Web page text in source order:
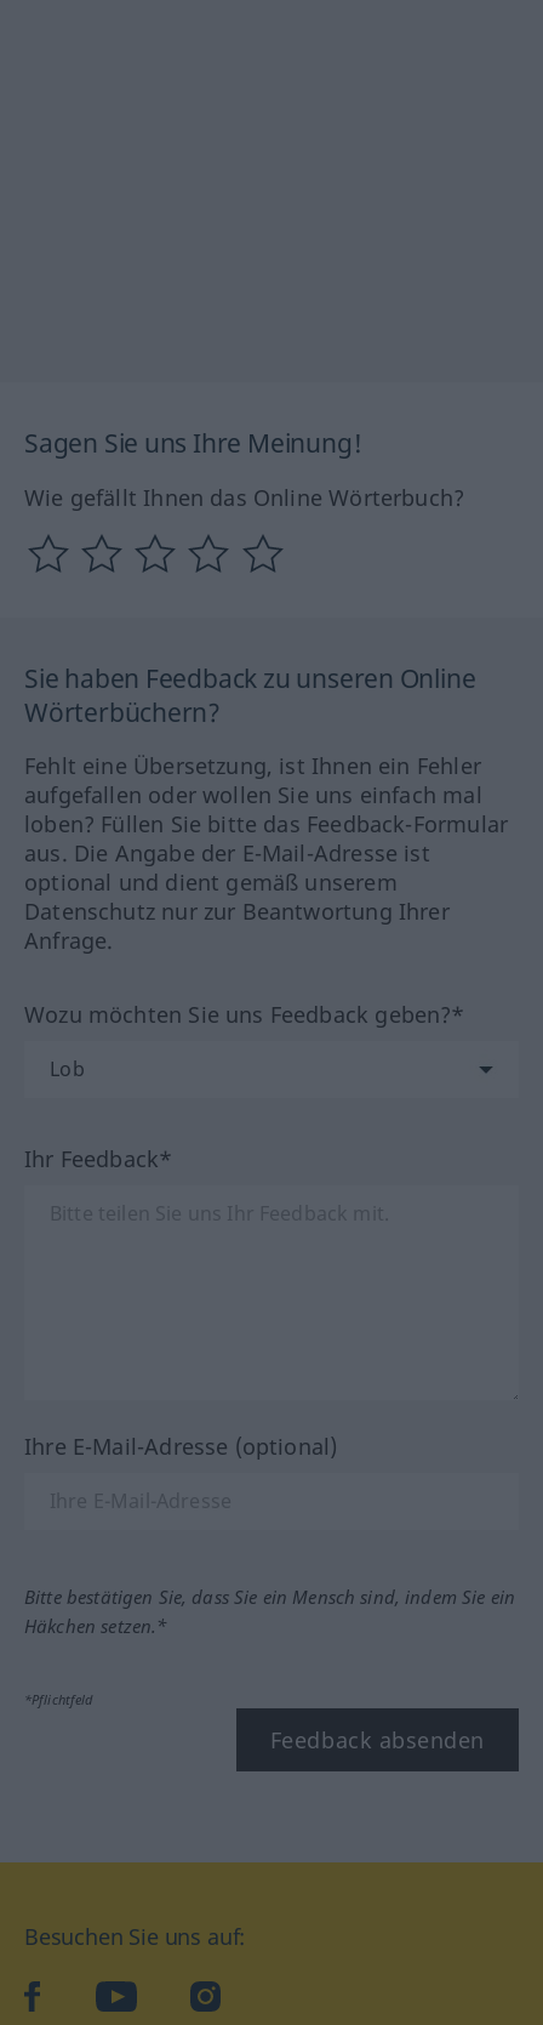
Sagen Sie uns Ihre Meinung!
Wie gefällt Ihnen das Online Wörterbuch?
Sie haben Feedback zu unseren Online
Wörterbüchern?
Fehlt eine Übersetzung, ist Ihnen ein Fehler
aufgefallen oder wollen Sie uns einfach mal
loben? Füllen Sie bitte das Feedback-Formular
aus. Die Angabe der E-Mail-Adresse ist
optional und dient gemäß unserem
Datenschutz nur zur Beantwortung Ihrer
Anfrage.
Wozu möchten Sie uns Feedback geben?*
Ihr Feedback*
Ihre E-Mail-Adresse (optional)
Bitte bestätigen Sie, dass Sie ein Mensch sind, indem Sie ein
Häkchen setzen.*
*Pflichtfeld
Feedback absenden
Besuchen Sie uns auf:
facebookYouTube Instagram